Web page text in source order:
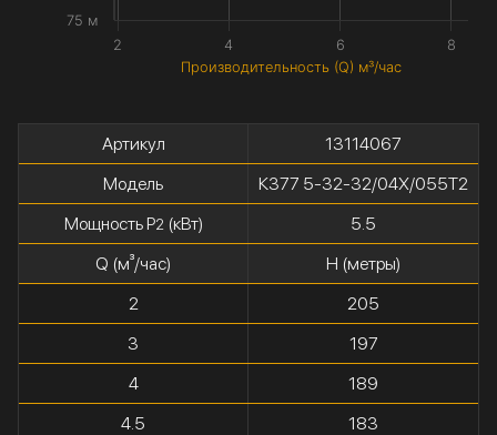
Производительность (Q) м³/час
2 4 6 8
75 м
Артикул
13114067
Модель
К377 5-32-32/04Х/055Т2
Мощность P2(кВт)
5.5
Q (м³/час)
H (метры)
2
205
3
197
4
189
4.5
183